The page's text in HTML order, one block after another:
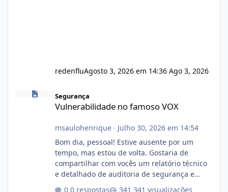
redenfluAgosto 3, 2026 em 14:36 Ago 3, 2026
Vulnerabilidade no famoso VOX
Segurança
Vulnerabilidade no famoso VOX
msaulohenrique· Julho 30, 2026 em 14:54
Bom dia, pessoal! Estive ausente por um
tempo, mas estou de volta. Gostaria de
compartilhar com vocês um relatório técnico
e detalhado de auditoria de segurança e
conformidade referente ao VOXPANEL (versão
0 respostas 341 visualizações